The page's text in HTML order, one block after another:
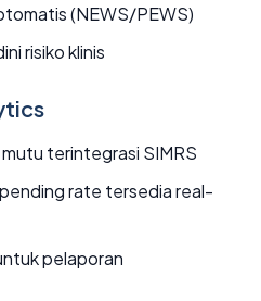
(NEWS/PEWS)
risiko klinis
terintegrasi SIMRS
rate tersedia real-
pelaporan